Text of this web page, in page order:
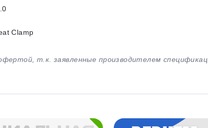
Clamp
т.к. заявленные производителем